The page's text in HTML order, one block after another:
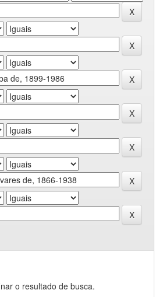
o resultado de busca.